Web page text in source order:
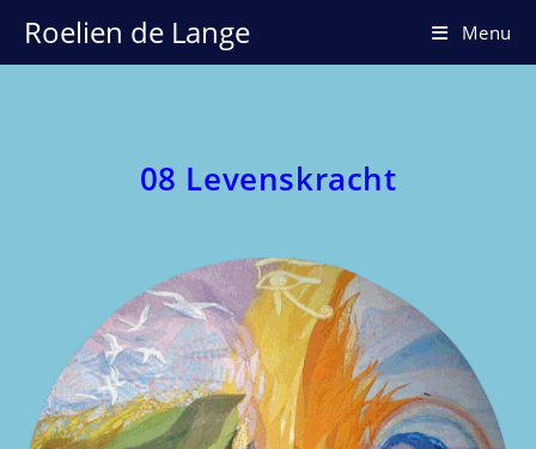
naar
inhoud
Roelien de Lange Menu
08 Levenskracht